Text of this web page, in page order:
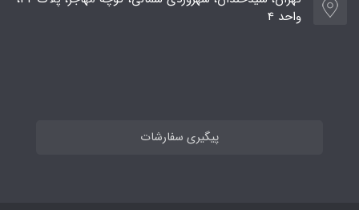
واحد 4
پیگیری سفارشات